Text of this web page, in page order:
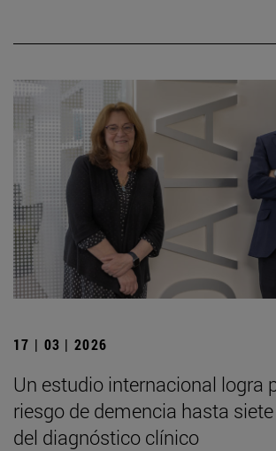
17 | 03 | 2026
Un estudio internacional logra
riesgo de demencia hasta
del diagnóstico clínico